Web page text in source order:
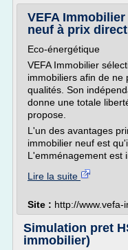
VEFA
neuf à prix
Eco-énergétique
VEFA Immobilier
immobiliers afin de ne
qualités. Son
donne une totale
propose.
L'un des avantages
immobilier neuf est
L'emménagement est
Lire la suite
Site : http://www.vefa-
Simulation pret
immobilier)